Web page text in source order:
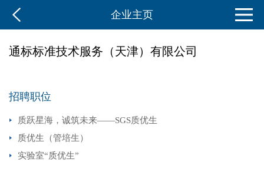
企业主页
通标标准技术服务（天津）有限公司
招聘职位
质跃星海，诚筑未来——SGS质优生
质优生（管培生）
实验室“质优生”